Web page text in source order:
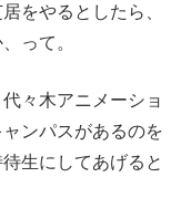
をやるとしたら、
って。
々木アニメーショ
ンパスがあるのを
生にしてあげると